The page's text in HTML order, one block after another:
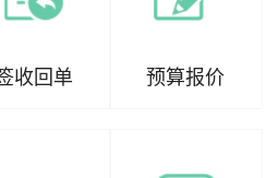
收回单 预算报价